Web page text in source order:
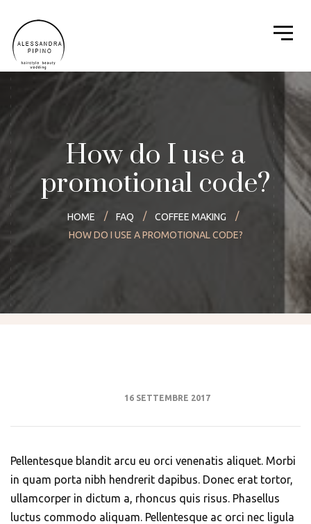
How do I use a
promotional code?
HOME FAQ
COFFEE MAKING
HOW DO I USE A PROMOTIONAL CODE?
16 SETTEMBRE 2017
Pellentesque blandit arcu eu orci venenatis aliquet. Morbi
in quam porta nibh hendrerit dapibus. Donec erat tortor,
ullamcorper in dictum a, rhoncus quis risus. Phasellus
luctus commodo aliquam. Pellentesque ac orci nec ligula